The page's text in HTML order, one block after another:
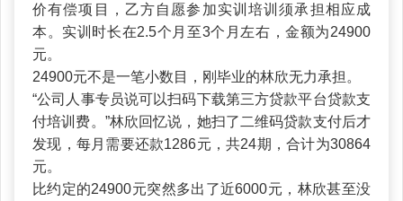
价有偿项目，乙方自愿参加实训培训须承担相应成
本。实训时长在2.5个月至3个月左右，金额为24900
元。
24900元不是一笔小数目，刚毕业的林欣无力承担。
“公司人事专员说可以扫码下载第三方贷款平台贷款支
付培训费。”林欣回忆说，她扫了二维码贷款支付后才
发现，每月需要还款1286元，共24期，合计为30864
元。
比约定的24900元突然多出了近6000元，林欣甚至没